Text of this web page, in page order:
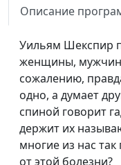
силы
Не хочу семью
Описание
Уильям Шекспир
женщины,
сожалению,
одно, а думает
спиной говорит
держит их
многие из нас так
от этой болезни?